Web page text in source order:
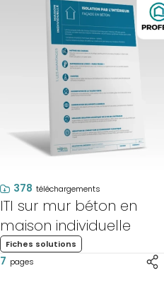
378 téléchargements
ITI sur mur béton en
maison individuelle
Fiches solutions
7 pages